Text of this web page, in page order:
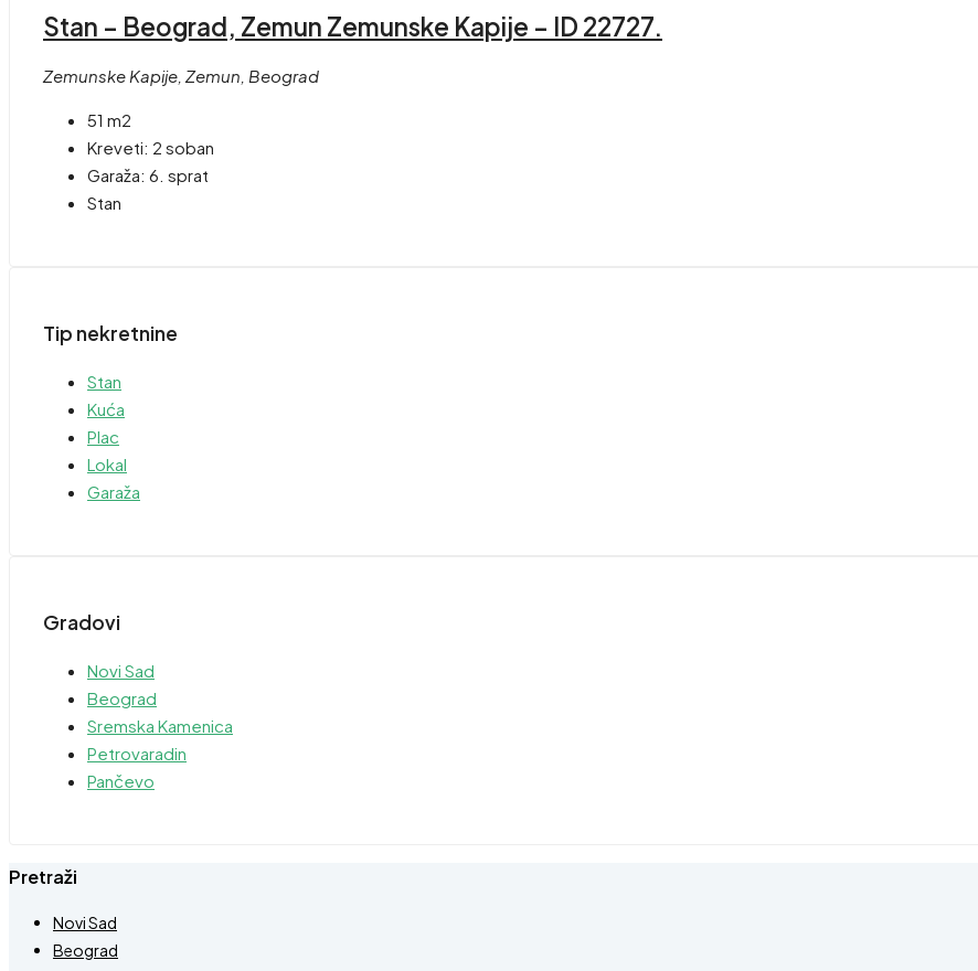
Stan – Beograd, Zemun Zemunske Kapije – ID 22727.
Zemunske Kapije, Zemun, Beograd
51 m2
Kreveti: 2 soban
Garaža: 6. sprat
Stan
Tip nekretnine
Stan
Kuća
Plac
Lokal
Garaža
Gradovi
Novi Sad
Beograd
Sremska Kamenica
Petrovaradin
Pančevo
Pretraži
Novi Sad
Beograd